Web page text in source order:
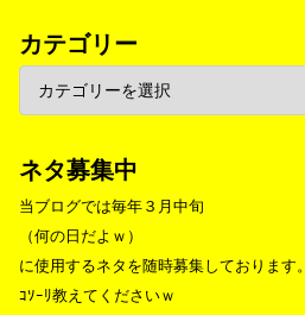
カテゴリー
ネタ募集中
当ブログでは毎年３月中旬
（何の日だよｗ）
に使用するネタを随時募集しております。
ｺｿｰﾘ教えてくださいｗ